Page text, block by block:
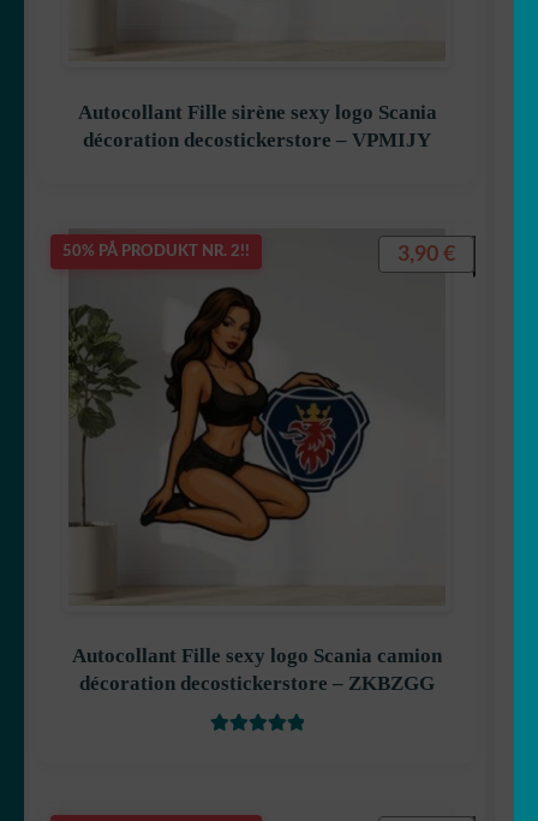
Autocollant Fille sirène sexy logo Scania
décoration decostickerstore – VPMIJY
50% PÅ PRODUKT NR. 2!!
Autocollant Fille sexy logo Scania camion
décoration decostickerstore – ZKBZGG
3,90 €